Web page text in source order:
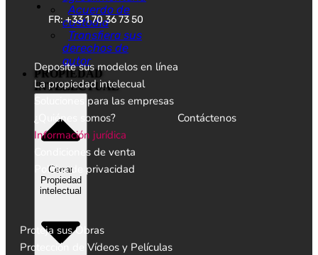
Acuerdo de
custodia
Transfiera sus
derechos de
autor
PROPIEDAD
INTELECTUAL
Cerrar
Propiedad
intelectual
FR: +33 1 70 36 73 50
Deposite sus modelos en línea
La propiedad intelecual
Soluciones para las empresas
¿Quiénes somos?
Contáctenos
Información jurídica
Condiciones de venta
Política de privacidad
Proteja sus Obras
Protección de Vídeos y Películas